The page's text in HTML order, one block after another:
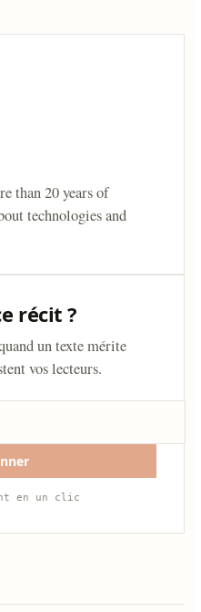
than 20 years of
technologies and
récit ?
un texte mérite
vos lecteurs.
en un clic